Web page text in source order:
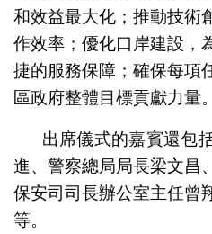
和效益最大化；推動技術
作效率；優化口岸建設，
捷的服務保障；確保每項
區政府整體目標貢獻力量。
出席儀式的嘉賓還包
進、警察總局局長梁文昌
保安司司長辦公室主任曾
等。